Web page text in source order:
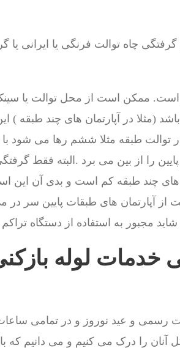
چاه توالت فرنگی یا ایرانی
است. ممکن است از محل توالت یا
(مثلا در آپارتمان های چند
توالت طبقه مثلا ششم رها می شود
را از بین می برد .البته فقط
های چند طبقه کم است و بدی آن این
آپارتمان های طبقات پایین سر در
مجبور به استفاده از دستگاه
خدمات لوله
رسمی و عید نوروز و در تمامی ساعات
را درک می کنیم و می دانیم که